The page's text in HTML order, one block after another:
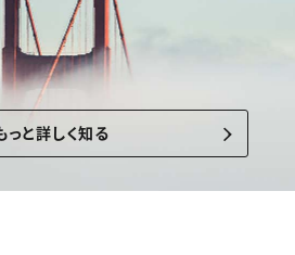
っと詳しく知る